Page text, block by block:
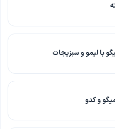
با لیمو و سبزیجات
و کدو